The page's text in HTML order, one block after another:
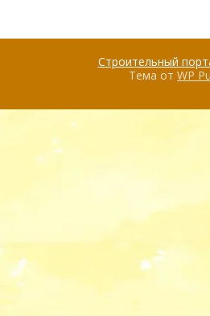
Строительный
Тема от WP